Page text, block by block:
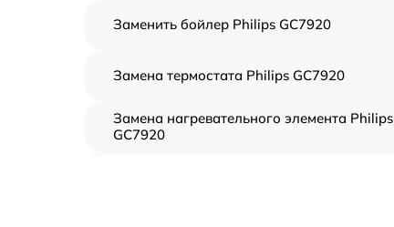
Заменить бойлер Philips GC7920
Замена термостата Philips GC7920
Замена нагревательного элемента Philips
GC7920